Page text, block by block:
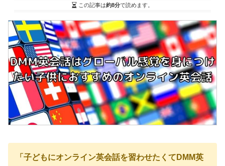
この記事は約8分で読めます。
「子どもにオンライン英会話を習わせたくてDMM英